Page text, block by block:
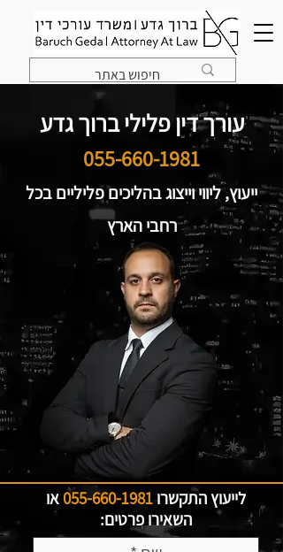
עורך דין פלילי ברוך גדע
055-660-1981
ייעוץ, ליווי וייצוג בהליכים פליליים בכל
רחבי הארץ
לייעוץ התקשרו055-660-1981או
השאירו פרטים: